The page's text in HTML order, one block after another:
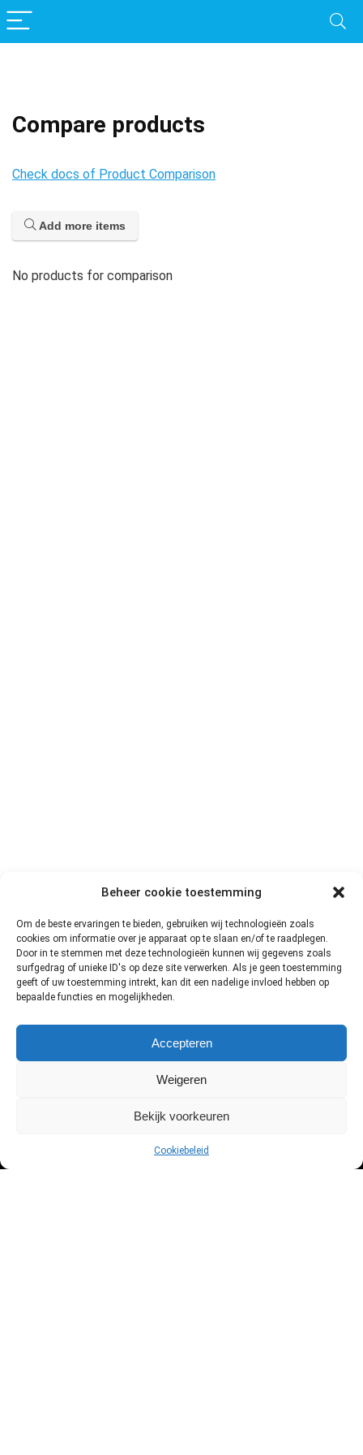
Beheer cookie toestemming
Om de beste ervaringen te bieden, gebruiken wij technologieën zoals
cookies om informatie over je apparaat op te slaan en/of te raadplegen.
Door in te stemmen met deze technologieën kunnen wij gegevens zoals
surfgedrag of unieke ID's op deze site verwerken. Als je geen toestemming
geeft of uw toestemming intrekt, kan dit een nadelige invloed hebben op
bepaalde functies en mogelijkheden.
Accepteren
Weigeren
Bekijk voorkeuren
Cookiebeleid
Compare products
Check docs of Product Comparison
Add more items
No products for comparison
Over ons
Deze site is opgezet door een professionele dronevlieger. Ik ben